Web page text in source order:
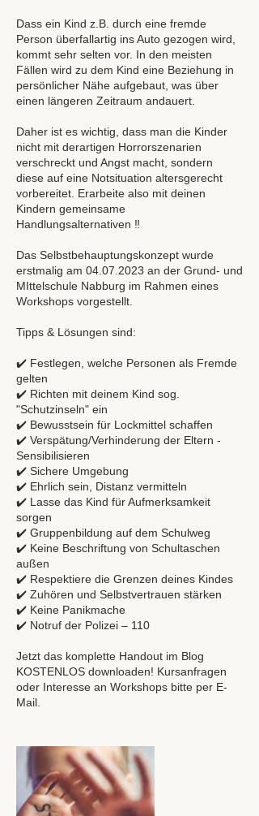
Dass ein Kind z.B. durch eine fremde
Person überfallartig ins Auto gezogen wird,
kommt sehr selten vor. In den meisten
Fällen wird zu dem Kind eine Beziehung in
persönlicher Nähe aufgebaut, was über
einen längeren Zeitraum andauert.
Daher ist es wichtig, dass man die Kinder
nicht mit derartigen Horrorszenarien
verschreckt und Angst macht, sondern
diese auf eine Notsituation altersgerecht
vorbereitet. Erarbeite also mit deinen
Kindern gemeinsame
Handlungsalternativen ‼️
Das Selbstbehauptungskonzept wurde
erstmalig am 04.07.2023 an der Grund- und
MIttelschule Nabburg im Rahmen eines
Workshops vorgestellt.
Tipps & Lösungen sind:
✔️ Festlegen, welche Personen als Fremde
gelten
✔️ Richten mit deinem Kind sog.
"Schutzinseln" ein
✔️ Bewusstsein für Lockmittel schaffen
✔️ Verspätung/Verhinderung der Eltern -
Sensibilisieren
✔️ Sichere Umgebung
✔️ Ehrlich sein, Distanz vermitteln
✔️ Lasse das Kind für Aufmerksamkeit
sorgen
✔️ Gruppenbildung auf dem Schulweg
✔️ Keine Beschriftung von Schultaschen
außen
✔️ Respektiere die Grenzen deines Kindes
✔️ Zuhören und Selbstvertrauen stärken
✔️ Keine Panikmache
✔️ Notruf der Polizei – 110
Jetzt das komplette Handout im Blog
KOSTENLOS downloaden! Kursanfragen
oder Interesse an Workshops bitte per E-
Mail.